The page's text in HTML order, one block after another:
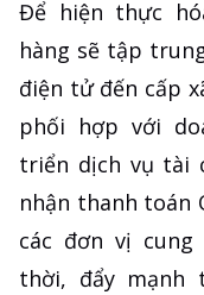
Để hiện thực
hàng sẽ tập
điện tử đến cấp
phối hợp với
triển dịch vụ tài
nhận thanh toán
các đơn vị
thời, đẩy mạnh